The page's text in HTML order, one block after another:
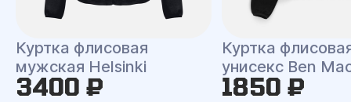
Куртка флисовая
мужская Helsinki
3400 ₽
Куртка
унисекс Ben
1850 ₽